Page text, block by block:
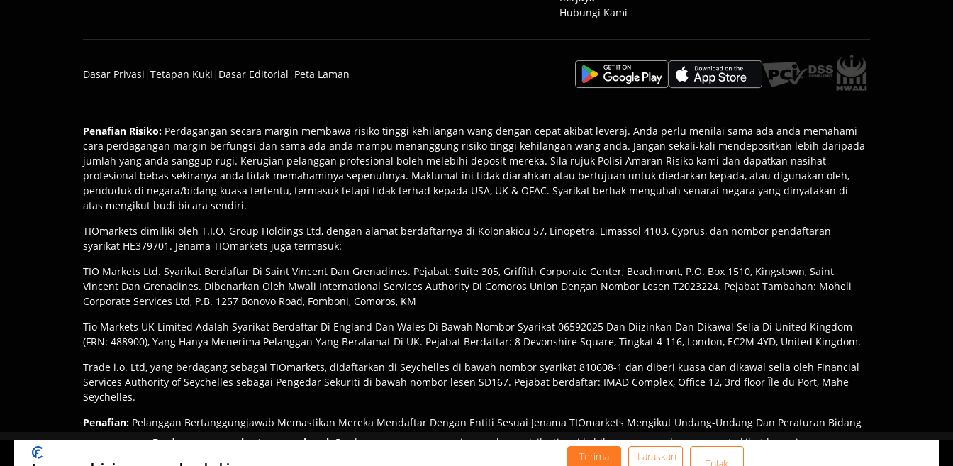
Hubungi Kami
Dasar Privasi | Tetapan Kuki | Dasar Editorial | Peta Laman
Penafian Risiko: Perdagangan secara margin membawa risiko tinggi kehilangan wang dengan cepat akibat leveraj. Anda perlu menilai sama ada anda memahami
cara perdagangan margin berfungsi dan sama ada anda mampu menanggung risiko tinggi kehilangan wang anda. Jangan sekali-kali mendepositkan lebih daripada
jumlah yang anda sanggup rugi. Kerugian pelanggan profesional boleh melebihi deposit mereka. Sila rujuk Polisi Amaran Risiko kami dan dapatkan nasihat
profesional bebas sekiranya anda tidak memahaminya sepenuhnya. Maklumat ini tidak diarahkan atau bertujuan untuk diedarkan kepada, atau digunakan oleh,
penduduk di negara/bidang kuasa tertentu, termasuk tetapi tidak terhad kepada USA, UK & OFAC. Syarikat berhak mengubah senarai negara yang dinyatakan di
atas mengikut budi bicara sendiri.
TIOmarkets dimiliki oleh T.I.O. Group Holdings Ltd, dengan alamat berdaftarnya di Kolonakiou 57, Linopetra, Limassol 4103, Cyprus, dan nombor pendaftaran
syarikat HE379701. Jenama TIOmarkets juga termasuk:
TIO Markets Ltd. Syarikat Berdaftar Di Saint Vincent Dan Grenadines. Pejabat: Suite 305, Griffith Corporate Center, Beachmont, P.O. Box 1510, Kingstown, Saint
Vincent Dan Grenadines. Dibenarkan Oleh Mwali International Services Authority Di Comoros Union Dengan Nombor Lesen T2023224. Pejabat Tambahan: Moheli
Corporate Services Ltd, P.B. 1257 Bonovo Road, Fomboni, Comoros, KM
Tio Markets UK Limited Adalah Syarikat Berdaftar Di England Dan Wales Di Bawah Nombor Syarikat 06592025 Dan Diizinkan Dan Dikawal Selia Di United Kingdom
(FRN: 488900), Yang Hanya Menerima Pelanggan Yang Beralamat Di UK. Pejabat Berdaftar: 8 Devonshire Square, Tingkat 4 116, London, EC2M 4YD, United Kingdom.
Trade i.o. Ltd, yang berdagang sebagai TIOmarkets, didaftarkan di Seychelles di bawah nombor syarikat 810608-1 dan diberi kuasa dan dikawal selia oleh Financial
Services Authority of Seychelles sebagai Pengedar Sekuriti di bawah nombor lesen SD167. Pejabat berdaftar: IMAD Complex, Office 12, 3rd floor Île du Port, Mahe
Seychelles.
Penafian: Pelanggan Bertanggungjawab Memastikan Mereka Mendaftar Dengan Entiti Sesuai Jenama TIOmarkets Mengikut Undang-Undang Dan Peraturan Bidang
Kuasa Mereka. Akses Kepada Produk Atau Perkhidmatan Mungkin Terhad Oleh Sekatan Undang-Undang Tempatan, Dan Tidak Semua Tawaran Tersedia Di Semua
Berdagang secara bertanggungjawab:Perdagangan secara margin membawa risiko tinggi kehilangan wang dengan cepat akibat leveraj.
Produk ini tidak sesuai untuk semua pelabur dan anda harus memastikan bahawa anda memahami risiko yang terlibat.
Terima
Laraskan